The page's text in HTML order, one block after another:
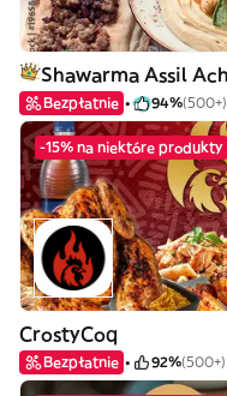
Bezpłatnie 94%(500+)
-15% na niektóre produkty
CrostyCoq
Bezpłatnie 92%(500+)